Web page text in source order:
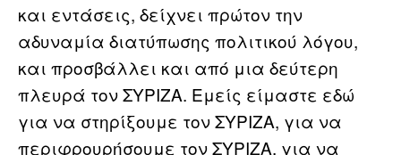
και εντάσεις, δείχνει πρώτον την
αδυναμία διατύπωσης πολιτικού λόγου,
και προσβάλλει και από μια δεύτερη
πλευρά τον ΣΥΡΙΖΑ. Εμείς είμαστε εδώ
για να στηρίξουμε τον ΣΥΡΙΖΑ, για να
περιφρουρήσουμε τον ΣΥΡΙΖΑ, για να